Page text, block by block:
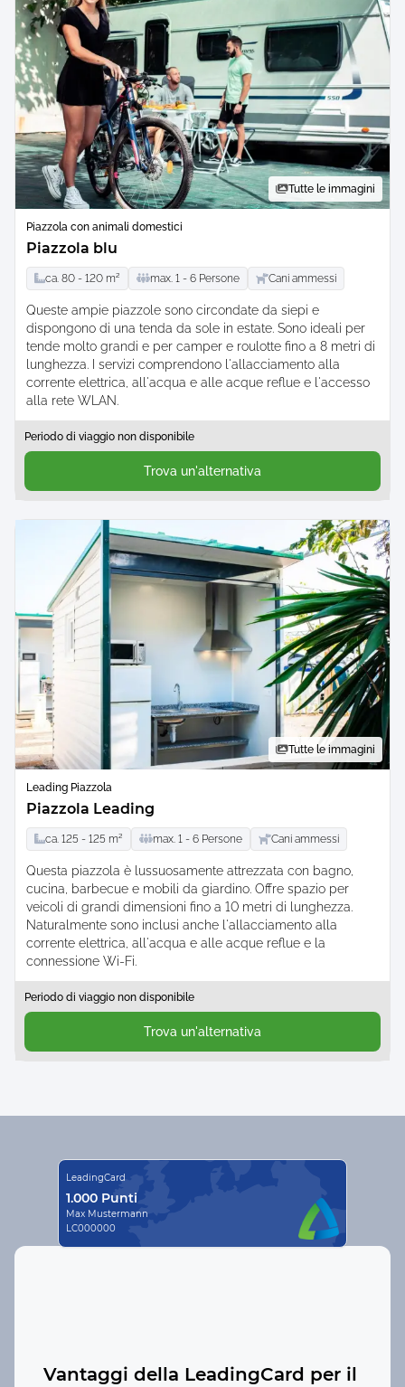
Tutte le immagini
Piazzola con animali domestici
Piazzola blu
ca. 80 - 120 m² max. 1 - 6 Persone Cani ammessi
Queste ampie piazzole sono circondate da siepi e
dispongono di una tenda da sole in estate. Sono ideali per
tende molto grandi e per camper e roulotte fino a 8 metri di
lunghezza. I servizi comprendono l'allacciamento alla
corrente elettrica, all'acqua e alle acque reflue e l'accesso
alla rete WLAN.
Periodo di viaggio non disponibile
Trova un'alternativa
Tutte le immagini
Leading Piazzola
Piazzola Leading
ca. 125 - 125 m² max. 1 - 6 Persone Cani ammessi
Questa piazzola è lussuosamente attrezzata con bagno,
cucina, barbecue e mobili da giardino. Offre spazio per
veicoli di grandi dimensioni fino a 10 metri di lunghezza.
Naturalmente sono inclusi anche l'allacciamento alla
corrente elettrica, all'acqua e alle acque reflue e la
connessione Wi-Fi.
Periodo di viaggio non disponibile
Trova un'alternativa
Vantaggi della LeadingCard per il
LeadingCard
1.000 Punti
Max Mustermann
LC000000